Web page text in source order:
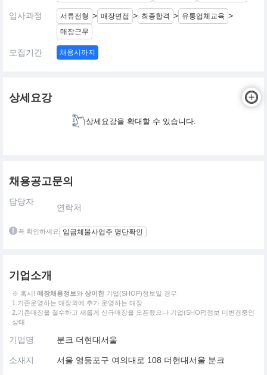
입사과정 서류전형 > 매장면접 > 최종합격 > 유통업체교육 >
매장근무
모집기간 채용시까지
상세요강
상세요강을 확대할 수 있습니다.
채용공고문의
담당자
연락처
꼭 확인하세요 임금체불사업주 명단확인
기업소개
※ 혹시! 매장채용정보와 상이한 기업(SHOP)정보일 경우
1.기존운영하는 매장외에 추가 운영하는 매장
2.기존매장을 철수하고 새롭게 신규매장을 오픈했으나 기업(SHOP)정보 미변경중인
상태
기업명 분크 더현대서울
소재지 서울 영등포구 여의대로 108 더현대서울 분크